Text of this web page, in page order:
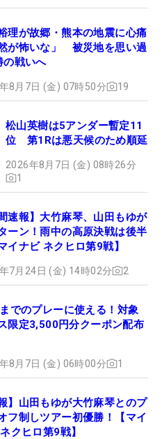
理が故郷・熊本の地震に心痛
然が怖いな」 被災地を思い過
の戦いへ
8月7日 (金) 07時50分 19
松山英樹は5アンダー暫定11
位 第1Rは悪天候のため順延
2026年8月7日 (金) 08時26分
1
間速報】大竹麻琴、山田もゆが
ーン！雨中の高原決戦は後半
イナビ ネクヒロ第9戦】
7月24日 (金) 14時02分 2
でのプレーに使える！対象
限定3,500円分クーポン配布
8月7日 (金) 06時00分 1
報】山田もゆが大竹麻琴とのプ
フ制しツアー初優勝！【マイ
クヒロ第9戦】